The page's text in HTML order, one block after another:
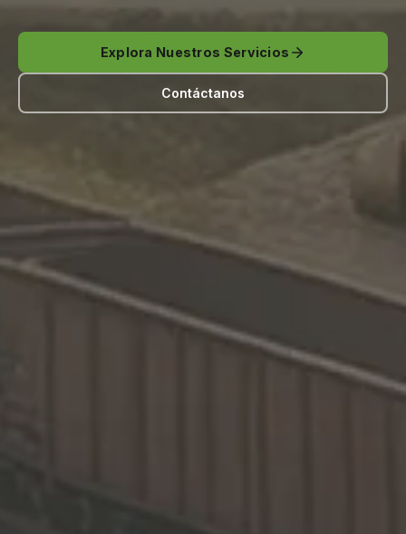
Explora Nuestros Servicios
Contáctanos